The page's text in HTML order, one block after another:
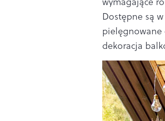
Dostępne są
pielęgnowane
dekoracja